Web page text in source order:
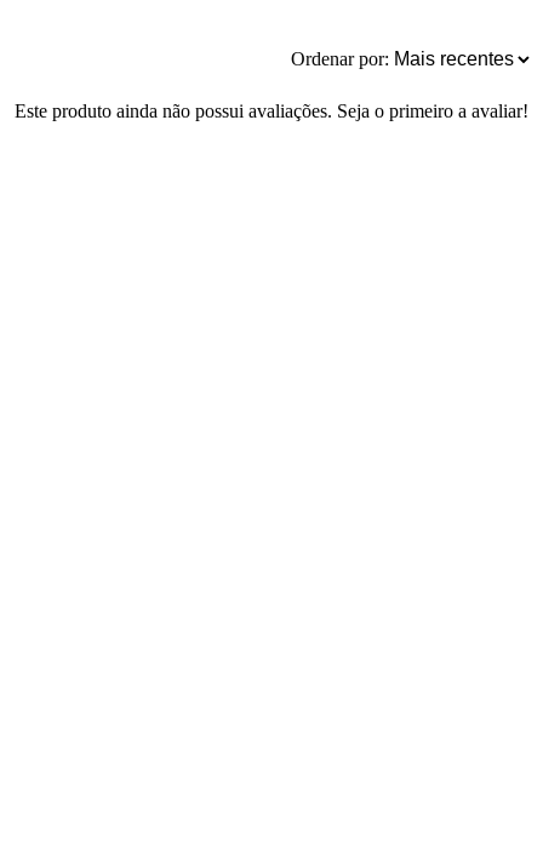
Ordenar por:
Este produto ainda não possui avaliações. Seja o primeiro a avaliar!